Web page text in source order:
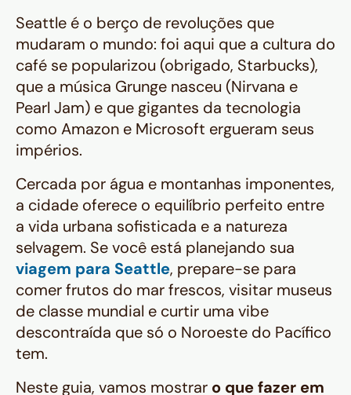
Seattle é o berço de revoluções que
mudaram o mundo: foi aqui que a cultura do
café se popularizou (obrigado, Starbucks),
que a música Grunge nasceu (Nirvana e
Pearl Jam) e que gigantes da tecnologia
como Amazon e Microsoft ergueram seus
impérios.
Cercada por água e montanhas imponentes,
a cidade oferece o equilíbrio perfeito entre
a vida urbana sofisticada e a natureza
selvagem. Se você está planejando sua
viagem para Seattle, prepare-se para
comer frutos do mar frescos, visitar museus
de classe mundial e curtir uma vibe
descontraída que só o Noroeste do Pacífico
tem.
Neste guia, vamos mostrar o que fazer em